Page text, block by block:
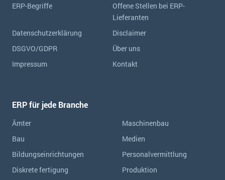
ERP-Begriffe
Offene Stellen bei ERP-
Lieferanten
Datenschutzerklärung
Disclaimer
DSGVO/GDPR
Über uns
Impressum
Kontakt
ERP für jede Branche
Ämter
Bau
Bildungseinrichtungen
Diskrete fertigung
Maschinenbau
Medien
Personalvermittlung
Produktion